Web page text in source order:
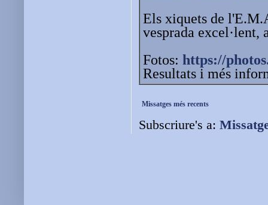
Els xiquets de
vesprada excel·lent,
Fotos: https://
Resultats i més
Missatges més recents
Subscriure's a: